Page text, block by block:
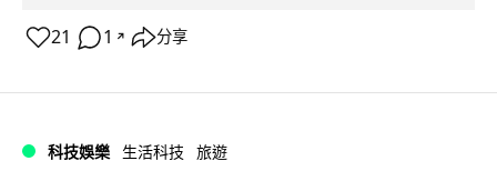
21 1 ↗ 分享
科技娛樂 生活科技 旅遊